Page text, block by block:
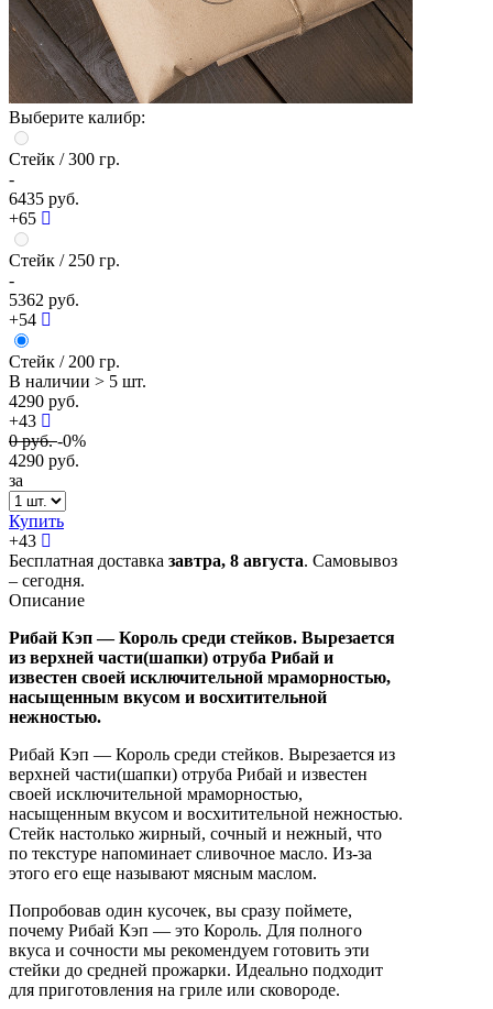
Выберите калибр:
Стейк / 300 гр.
-
6435 руб.
+65
Стейк / 250 гр.
-
5362 руб.
+54
Стейк / 200 гр.
В наличии > 5 шт.
4290 руб.
+43
0руб.-0%
4290 руб.
за
Купить
+43
Бесплатная доставка завтра, 8 августа. Самовывоз
– сегодня.
Описание
Рибай Кэп — Король среди стейков. Вырезается
из верхней части(шапки) отруба Рибай и
известен своей исключительной мраморностью,
насыщенным вкусом и восхитительной
нежностью.
Рибай Кэп — Король среди стейков. Вырезается из
верхней части(шапки) отруба Рибай и известен
своей исключительной мраморностью,
насыщенным вкусом и восхитительной нежностью.
Стейк настолько жирный, сочный и нежный, что
по текстуре напоминает сливочное масло. Из-за
этого его еще называют мясным маслом.
Попробовав один кусочек, вы сразу поймете,
почему Рибай Кэп — это Король. Для полного
вкуса и сочности мы рекомендуем готовить эти
стейки до средней прожарки. Идеально подходит
для приготовления на гриле или сковороде.